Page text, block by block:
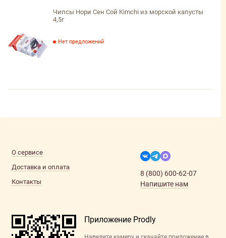
Чипсы Нори Сен Сой Kimchi из морской капусты
4,5г
Нет предложений
О сервисе
Доставка и оплата
Контакты
8 (800) 600-62-07
Напишите нам
Приложение Prodly